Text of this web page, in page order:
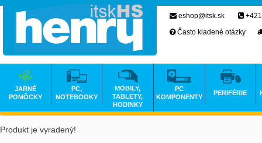
Produkt je vyradený!
eshop@itsk.sk
Často kladené otázky
JARNÉ
POMÔCKY
PC,
NOTEBOOKY
MOBILY,
TABLETY,
HODINKY
PC
KOMPONENTY
PERIFÉRIE